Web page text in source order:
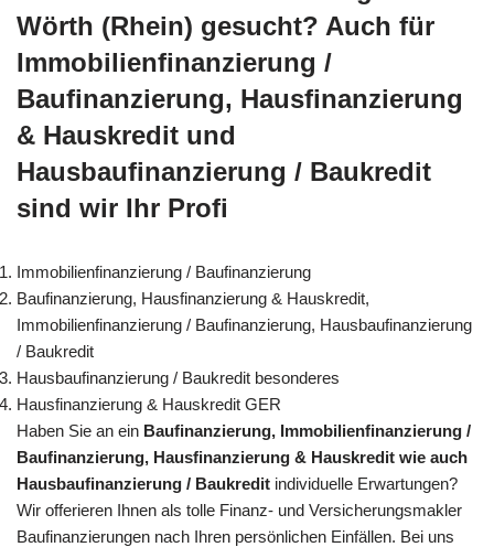
Wörth (Rhein) gesucht? Auch für
Immobilienfinanzierung /
Baufinanzierung, Hausfinanzierung
& Hauskredit und
Hausbaufinanzierung / Baukredit
sind wir Ihr Profi
Immobilienfinanzierung / Baufinanzierung
Baufinanzierung, Hausfinanzierung & Hauskredit,
Immobilienfinanzierung / Baufinanzierung, Hausbaufinanzierung
/ Baukredit
Hausbaufinanzierung / Baukredit besonderes
Hausfinanzierung & Hauskredit GER
Haben Sie an ein Baufinanzierung, Immobilienfinanzierung /
Baufinanzierung, Hausfinanzierung & Hauskredit wie auch
Hausbaufinanzierung / Baukredit individuelle Erwartungen?
Wir offerieren Ihnen als tolle Finanz- und Versicherungsmakler
Baufinanzierungen nach Ihren persönlichen Einfällen. Bei uns